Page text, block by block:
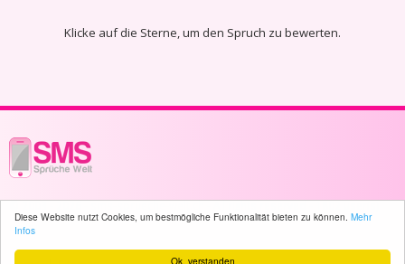
Ok, verstanden
Diese Website nutzt Cookies, um bestmögliche Funktionalität bieten zu können. Mehr
Infos
Klicke auf die Sterne, um den Spruch zu bewerten.
© 2003 - 2026 -sms-sprueche-welt.ch- All rights reserved -1802 user(s)
online